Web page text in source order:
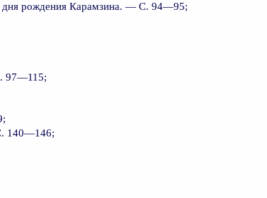
дня рождения Карамзина. — С. 94—95;
97—115;
140—146;